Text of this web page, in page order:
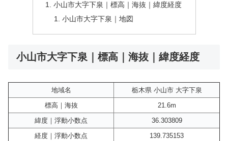
小山市大字下泉｜標高｜海抜｜緯度経度
小山市大字下泉｜地図
小山市大字下泉｜標高｜海抜｜緯度経度
地域名
栃木県 小山市 大字下泉
標高｜海抜
21.6m
緯度｜浮動小数点
36.303809
経度｜浮動小数点
139.735153